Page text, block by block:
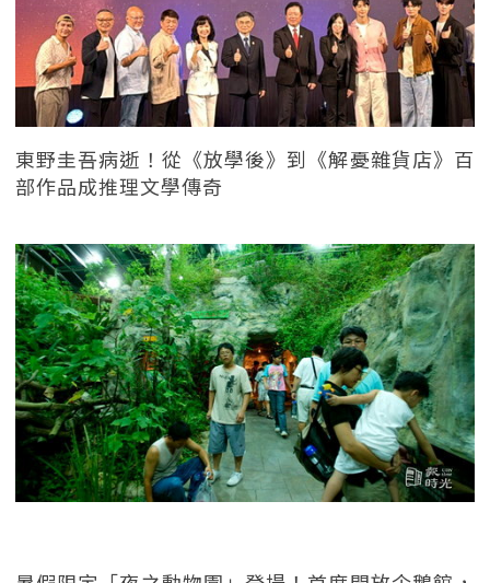
東野圭吾病逝！從《放學後》到《解憂雜貨店》百
部作品成推理文學傳奇